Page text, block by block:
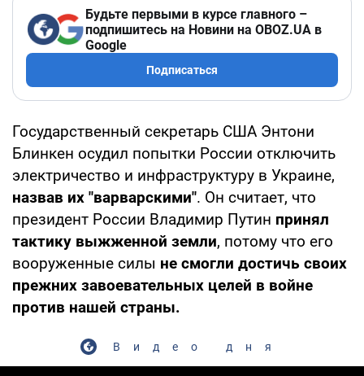
Будьте первыми в курсе главного –
подпишитесь на Новини на OBOZ.UA в
Google
Подписаться
Государственный секретарь США Энтони
Блинкен осудил попытки России отключить
электричество и инфраструктуру в Украине,
назвав их "варварскими". Он считает, что
президент России Владимир Путин принял
тактику выжженной земли, потому что его
вооруженные силы не смогли достичь своих
прежних завоевательных целей в войне
против нашей страны.
Видео дня